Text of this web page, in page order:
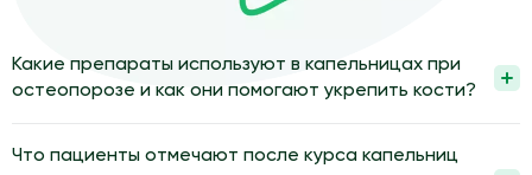
Какие препараты используют в капельницах при
остеопорозе и как они помогают укрепить кости?
которые замедляют разрушение костей и улучшают их
Что пациенты отмечают после курса капельниц